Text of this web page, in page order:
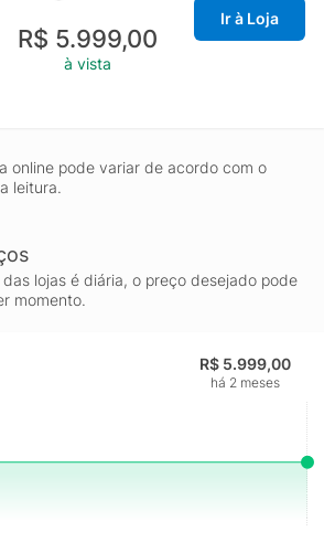
R$ 5.999,00
à vista
Ir à Loja
online pode variar de acordo com o
leitura.
lojas é diária, o preço desejado pode
momento.
R$ 5.999,00
há 2 meses